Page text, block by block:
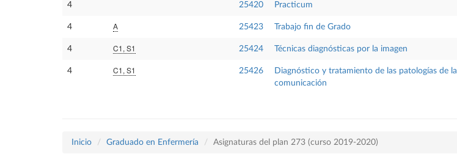
4 25420 Practicum
4 A 25423 Trabajo fin de Grado
4 C1, S1 25424 Técnicas diagnósticas por la imagen
4 C1, S1 25426
Diagnóstico y tratamiento de las patologías de la
comunicación
Inicio Graduado en Enfermería Asignaturas del plan 273 (curso 2019-2020)